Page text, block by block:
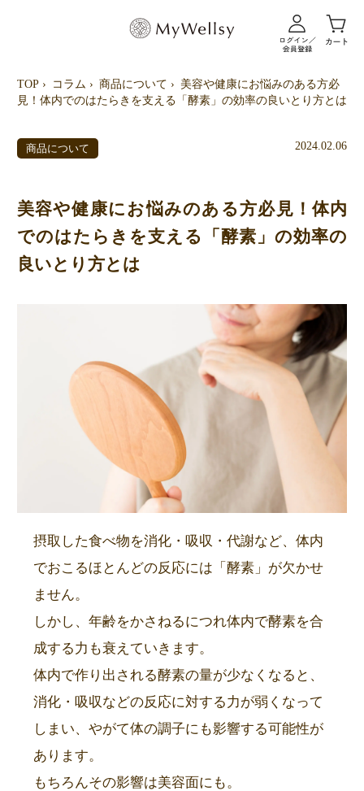
TOP コラム 商品について
美容や健康にお悩みのある方必
見！体内でのはたらきを支える「酵素」の効率の良いとり方とは
商品について 2024.02.06
美容や健康にお悩みのある方必見！体内
でのはたらきを支える「酵素」の効率の
良いとり方とは
摂取した食べ物を消化・吸収・代謝など、体内
でおこるほとんどの反応には「酵素」が欠かせ
ません。
しかし、年齢をかさねるにつれ体内で酵素を合
成する力も衰えていきます。
体内で作り出される酵素の量が少なくなると、
消化・吸収などの反応に対する力が弱くなって
しまい、やがて体の調子にも影響する可能性が
あります。
もちろんその影響は美容面にも。